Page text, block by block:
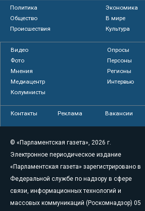
Политика
Экономика
Общество
В мире
Происшествия
Культура
Видео
Опросы
Фото
Персоны
Мнения
Регионы
Медиацентр
Интервью
Колумнисты
Контакты Реклама Вакансии
© «Парламентская газета», 2026 г.
Электронное периодическое издание
«Парламентская газета» зарегистрировано в
Федеральной службе по надзору в сфере
связи, информационных технологий и
массовых коммуникаций (Роскомнадзор) 05